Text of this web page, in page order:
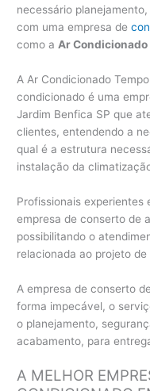
necessário
com uma empresa de
como a Ar Condicionado
A Ar Condicionado
condicionado é uma
Jardim Benfica SP que
clientes, entendendo a
qual é a estrutura
instalação da
Profissionais
empresa de conserto de
possibilitando o
relacionada ao projeto
A empresa de conserto
forma impecável, o
o planejamento,
acabamento, para
A MELHOR